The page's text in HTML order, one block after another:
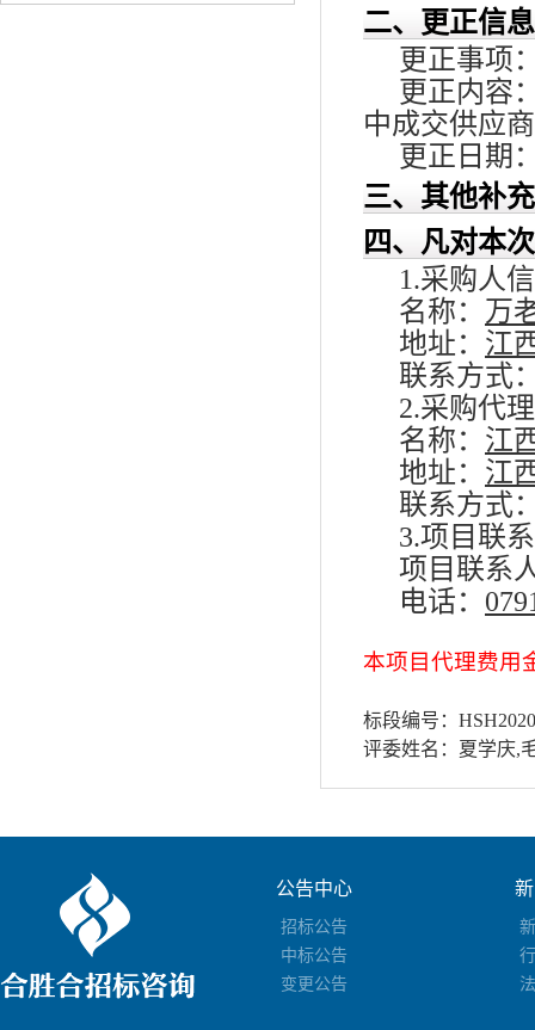
二、更正信息
更正事项
更正内容
中成交供应
更正日期
三、其他补
四、凡对本
1.采购人
名称： 万
地址： 江
联系方式
2.采购代
名称： 江
地址： 江
联系方式
3.项目联
项目联系
电话：
本项目代理费用
标段编号：
评委姓名：夏学庆,
公告中心
招标公告
中标公告
变更公告